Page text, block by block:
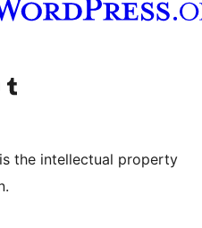
আমাদের টাম্বলার অ্যাকাউন্ট দেখুন
the intellectual property